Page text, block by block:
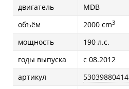
двигатель
MDB
объём
2000 cm3
мощность
190 л.с.
годы выпуска
с 08.2012
артикул
53039880414